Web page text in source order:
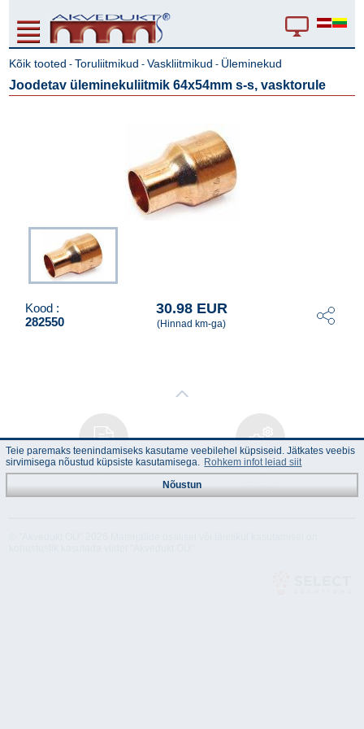
Kõik tooted - Toruliitmikud -Vaskliitmikud - Üleminekud
Joodetav üleminekuliitmik 64x54mm s-s, vasktorule
Kood :
282550
30.98 EUR
(Hinnad km-ga)
Juhend
Tehnilised
andmed
Teie paremaks teenindamiseks kasutame veebilehel küpsiseid. Jätkates veebis
sirvimisega nõustud küpsiste kasutamisega. Rohkem infot leiad siit
Nõustun